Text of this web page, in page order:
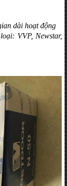
dài hoạt động
VVP, Newstar,